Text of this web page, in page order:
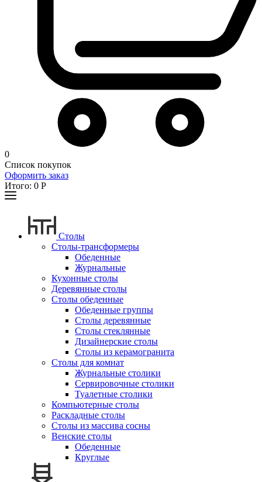
0
Список покупок
Оформить заказ
Итого: 0 Р
Столы
Столы-трансформеры
Обеденные
Журнальные
Кухонные столы
Деревянные столы
Столы обеденные
Обеденные группы
Столы деревянные
Столы стеклянные
Дизайнерские столы
Столы из керамогранита
Столы для комнат
Журнальные столики
Сервировочные столики
Туалетные столики
Компьютерные столы
Раскладные столы
Столы из массива сосны
Венские столы
Обеденные
Круглые